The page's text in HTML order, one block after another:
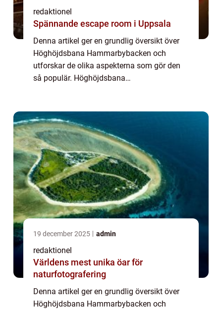
redaktionel
Spännande escape room i Uppsala
Denna artikel ger en grundlig översikt över
Höghöjdsbana Hammarbybacken och
utforskar de olika aspekterna som gör den
så populär. Höghöjdsbana
upplevelse för besökare i alla ...
19 december 2025 admin
redaktionel
Världens mest unika öar för
naturfotografering
Denna artikel ger en grundlig översikt över
Höghöjdsbana Hammarbybacken och